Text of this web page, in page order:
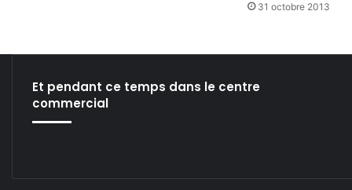
31 octobre 2013
Et pendant ce temps dans le centre
commercial